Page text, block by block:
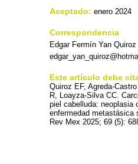
Aceptado: enero 2024
Correspondencia
Edgar Fermín Yan Quiroz
Este artículo debe
Quiroz EF, Agreda-
R, Loayza-Silva CC.
piel cabelluda: neoplasia
enfermedad metastásica
Rev Mex 2025; 69 (5):